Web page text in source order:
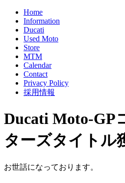
Home
Information
Ducati
Used Moto
Store
MTM
Calendar
Contact
Privacy Policy
採用情報
Ducati Moto-GP
ターズタイトル
お世話になっております。